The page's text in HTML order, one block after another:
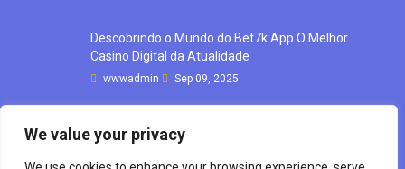
We value your privacy
Descobrindo o Mundo do Bet7k App O Melhor
Casino Digital da Atualidade
wwwadmin Sep 09, 2025